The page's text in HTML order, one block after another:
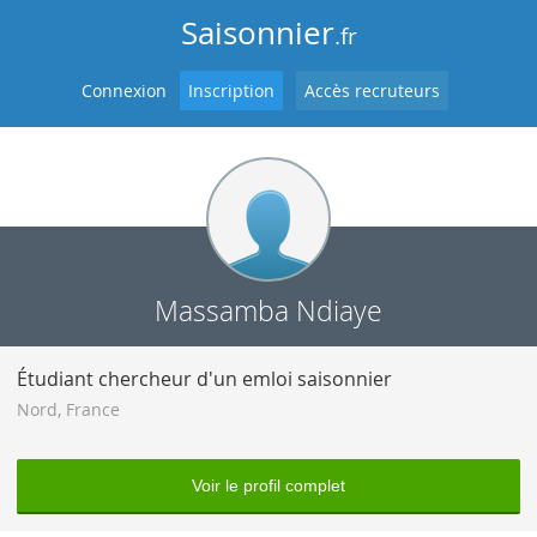
Saisonnier.fr
Connexion Inscription Accès recruteurs
Massamba Ndiaye
Étudiant chercheur d'un emloi saisonnier
Nord, France
Voir le profil complet